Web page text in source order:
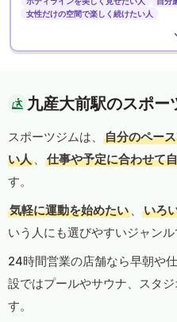
女性だけの空間で楽しく続けたい人
九産大前駅のスポー
スポーツジムは、
自分のペー
い人 、 仕事や予定に合わせて
す。
気軽に運動を始めたい 、 いろ
いう人にも選びやすいジャンル
24時間営業の店舗なら早朝や
設ではプールやサウナ、スタ
す。